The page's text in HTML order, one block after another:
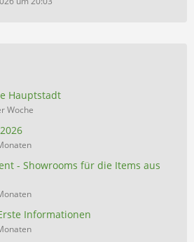
Hauptstadt
Woche
- Showrooms für die Items aus
Informationen